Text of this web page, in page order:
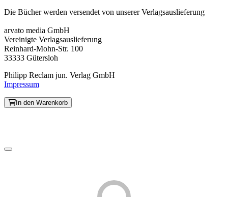
Die Bücher werden versendet von unserer Verlagsauslieferung
arvato media GmbH
Vereinigte Verlagsauslieferung
Reinhard-Mohn-Str. 100
33333 Gütersloh
Philipp Reclam jun. Verlag GmbH
Impressum
In den Warenkorb